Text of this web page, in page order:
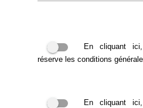
En cliquant
réserve les conditions
En cliquant